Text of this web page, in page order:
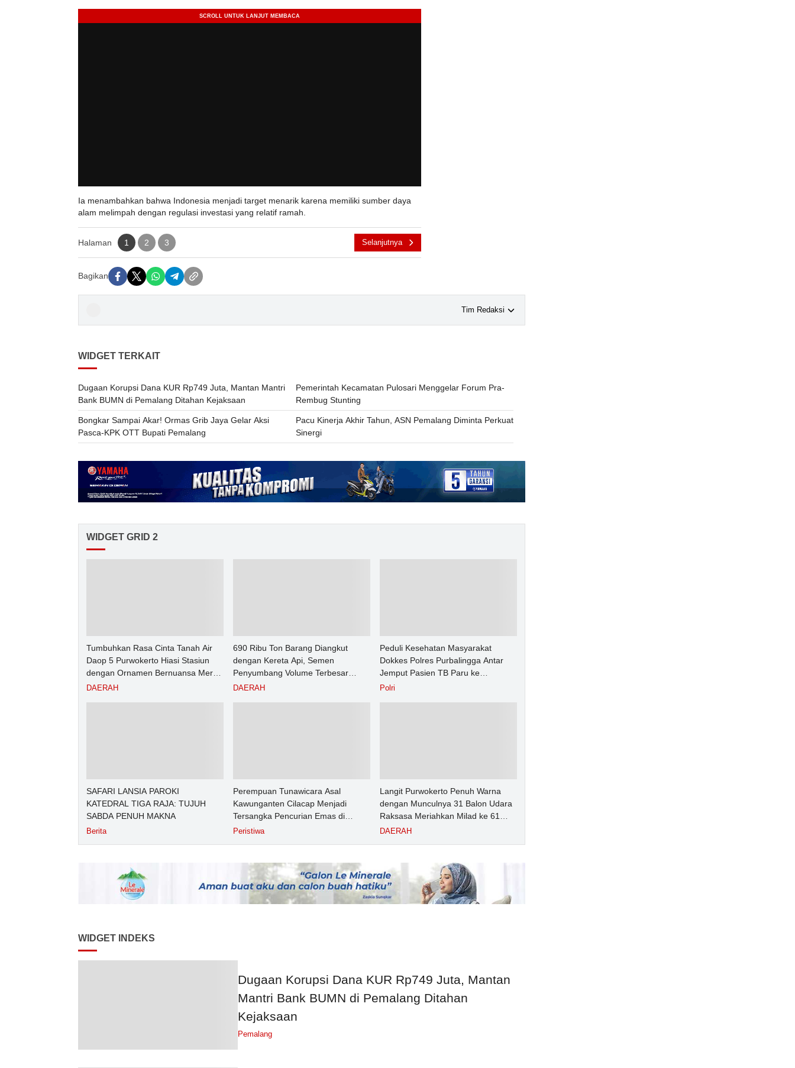
Ia menambahkan bahwa Indonesia menjadi target menarik karena memiliki sumber daya
alam melimpah dengan regulasi investasi yang relatif ramah.
Halaman 1 2 3 Selanjutnya
Bagikan
Tim Redaksi
WIDGET TERKAIT
Dugaan Korupsi Dana KUR Rp749 Juta, Mantan Mantri
Bank BUMN di Pemalang Ditahan Kejaksaan
Pemerintah Kecamatan Pulosari Menggelar Forum Pra-
Rembug Stunting
Bongkar Sampai Akar! Ormas Grib Jaya Gelar Aksi
Pasca-KPK OTT Bupati Pemalang
Pacu Kinerja Akhir Tahun, ASN Pemalang Diminta Perkuat
Sinergi
WIDGET GRID 2
Tumbuhkan Rasa Cinta Tanah Air
Daop 5 Purwokerto Hiasi Stasiun
dengan Ornamen Bernuansa Merah
Putih
DAERAH
690 Ribu Ton Barang Diangkut
dengan Kereta Api, Semen
Penyumbang Volume Terbesar
Angkutan Barang KAI Daop 5
DAERAH
Peduli Kesehatan Masyarakat
Dokkes Polres Purbalingga Antar
Jemput Pasien TB Paru ke
Puskesmas
Polri
SAFARI LANSIA PAROKI
KATEDRAL TIGA RAJA: TUJUH
SABDA PENUH MAKNA
Berita
Perempuan Tunawicara Asal
Kawunganten Cilacap Menjadi
Tersangka Pencurian Emas di
Purbalingga
Peristiwa
Langit Purwokerto Penuh Warna
dengan Munculnya 31 Balon Udara
Raksasa Meriahkan Milad ke 61
UMP Sedot Ribuan Warga
DAERAH
WIDGET INDEKS
Dugaan Korupsi Dana KUR Rp749 Juta, Mantan
Mantri Bank BUMN di Pemalang Ditahan
Kejaksaan
Pemalang